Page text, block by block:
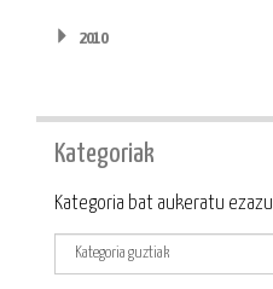
2010
Kategoriak
Kategoria
Kategoria bat aukeratu ezazu